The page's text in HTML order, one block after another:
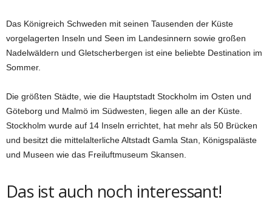
Das Königreich Schweden mit seinen Tausenden der Küste
vorgelagerten Inseln und Seen im Landesinnern sowie großen
Nadelwäldern und Gletscherbergen ist eine beliebte Destination im
Sommer.
Die größten Städte, wie die Hauptstadt Stockholm im Osten und
Göteborg und Malmö im Südwesten, liegen alle an der Küste.
Stockholm wurde auf 14 Inseln errichtet, hat mehr als 50 Brücken
und besitzt die mittelalterliche Altstadt Gamla Stan, Königspaläste
und Museen wie das Freiluftmuseum Skansen.
Das ist auch noch interessant!